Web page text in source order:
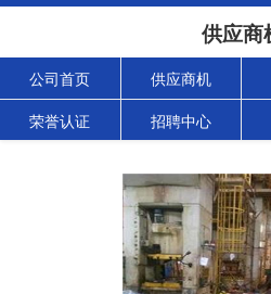
供应商
公司首页 供应商机
荣誉认证 招聘中心